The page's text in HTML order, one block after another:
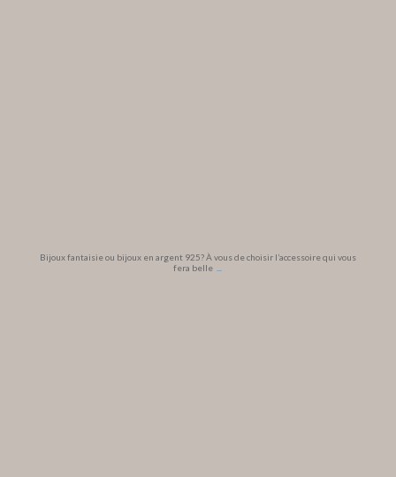
Bijoux fantaisie ou bijoux en argent 925? À vous de choisir l’accessoire qui vous
fera belle